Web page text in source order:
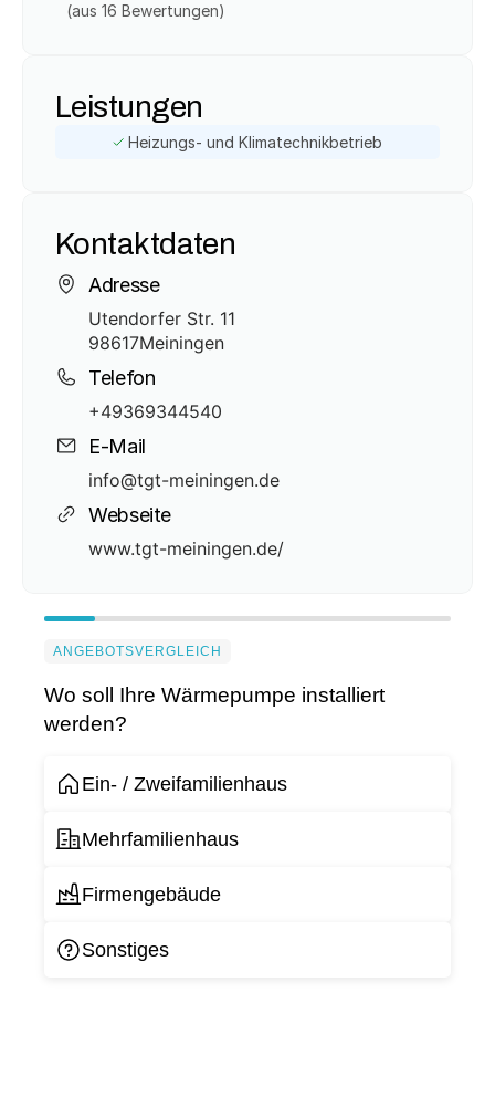
(aus 16 Bewertungen)
Leistungen
Heizungs- und Klimatechnikbetrieb
Kontaktdaten
Adresse
Utendorfer Str. 11
98617Meiningen
Telefon
+49369344540
E-Mail
info@tgt-meiningen.de
Webseite
www.tgt-meiningen.de/
ANGEBOTSVERGLEICH
Wo soll Ihre Wärmepumpe installiert
werden?
Ein- / Zweifamilienhaus
Mehrfamilienhaus
Firmengebäude
Sonstiges